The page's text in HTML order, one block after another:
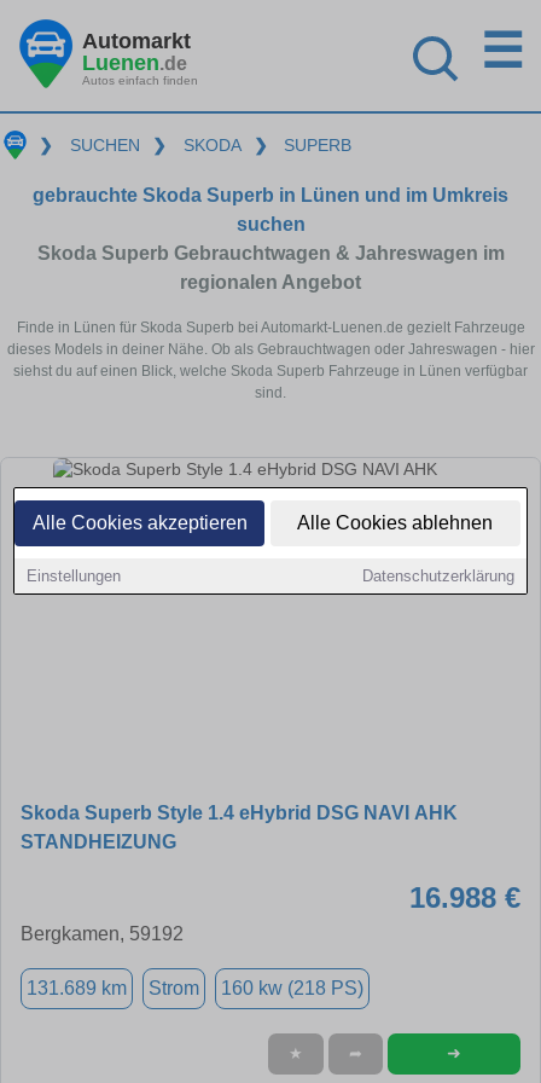
Alle Cookies akzeptieren Alle Cookies ablehnen
Einstellungen Datenschutzerklärung
Automarkt
Luenen.de
Autos einfach finden
☰
❯ SUCHEN ❯ SKODA ❯ SUPERB
gebrauchte Skoda Superb in Lünen und im Umkreis
suchen
Skoda Superb Gebrauchtwagen & Jahreswagen im
regionalen Angebot
Finde in Lünen für Skoda Superb bei Automarkt-Luenen.de gezielt Fahrzeuge
dieses Models in deiner Nähe. Ob als Gebrauchtwagen oder Jahreswagen - hier
siehst du auf einen Blick, welche Skoda Superb Fahrzeuge in Lünen verfügbar
sind.
Skoda Superb Style 1.4 eHybrid DSG NAVI AHK
STANDHEIZUNG
16.988 €
Bergkamen, 59192
131.689 km Strom 160 kw (218 PS)
★ ➦ ➜